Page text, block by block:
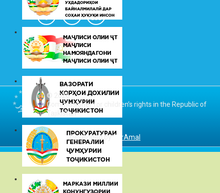
© 2026
Commissioner for children’s rights in the Republic of
Tajikistan
Developed byDarAmal